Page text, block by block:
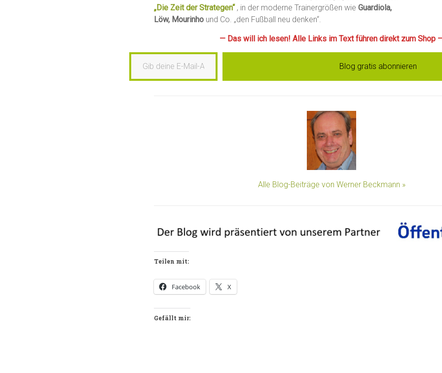
„Die Zeit der Strategen“ , in der moderne Trainergrößen wie Guardiola,
Löw, Mourinho und Co. „den Fußball neu denken“.
— Das will ich lesen! Alle Links im Text führen direkt zum Shop
Gib deine E-Mail-Adresse ein …
Blog gratis abonnieren
Alle Blog-Beiträge von Werner Beckmann »
Teilen mit:
Facebook X
Gefällt mir: